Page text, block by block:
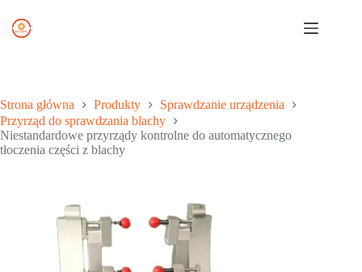
treści
Strona główna Produkty
Sprawdzanie urządzenia
Przyrząd do sprawdzania blachy
Niestandardowe przyrządy kontrolne do automatycznego
tłoczenia części z blachy